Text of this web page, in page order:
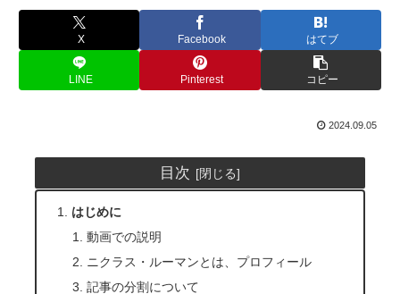
X Facebook はてブ
LINE Pinterest コピー
2024.09.05
目次
はじめに
動画での説明
ニクラス・ルーマンとは、プロフィール
記事の分割について